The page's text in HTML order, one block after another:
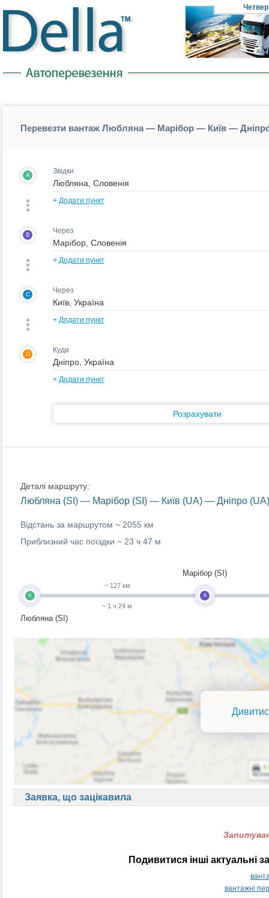
Четвер
Перевезти вантаж Любляна — Марібор — Київ —
A Звідки
+ Додати пункт
B Через
+ Додати пункт
C Через
+ Додати пункт
D Куди
+ Додати пункт
Розрахувати
Деталі маршруту:
Любляна (SI) — Марібор (SI) — Київ (UA) — Дніпро (UA)
Відстань за маршрутом ~ 2055 км
Приблизний час поїздки ~ 23 ч 47 м
A
Любляна (SI)
~ 127 км
~ 1 ч 24 м
B
Марібор (SI)
Заявка, що зацікавила
Подивитися інші актуальні
вантажні